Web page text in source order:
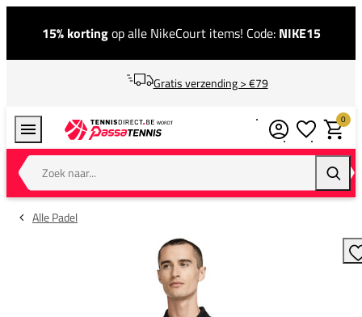
15% kortingop alle NikeCourt items! Code: NIKE15
Gratis verzending > €79
Zoek naar...
0
Alle Padel